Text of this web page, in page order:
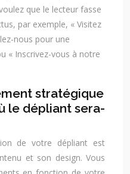
que le lecteur fasse
par exemple, « Visitez
nous pour une
« Inscrivez-vous à notre
stratégique
le dépliant sera-
de votre dépliant est
et son design. Vous